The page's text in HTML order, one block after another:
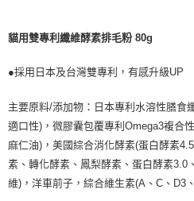
１．透過由恩沛科技股份有限公司提供之
權轉讓予恩沛科技股份有限公司。
２．關於個人資料處理事宜，請瀏覽以下
３．未成年的使用者請事先徵得法定代
「AFTEE先享後付」，若未經同意申辦
任。
４．使用「AFTEE先享後付」時，將依
時審查核予不同之上限額度；若仍有額
請求用戶進行身份認證。
貓用雙專利纖維酵素排毛粉 80g
●採用日本及台灣雙專利，有感升級UP
主要原料/添加物：日本專利水溶性膳食
適口性)，微膠囊包覆專利Omega3複合
麻仁油)，美國綜合消化酵素(蛋白酵素
素、轉化酵素、鳳梨酵素、蛋白酵素3.0
維)，洋車前子，綜合維生素(A、C、D3